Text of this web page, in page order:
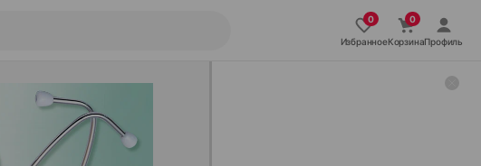
ИзбранноеКорзинаПрофиль